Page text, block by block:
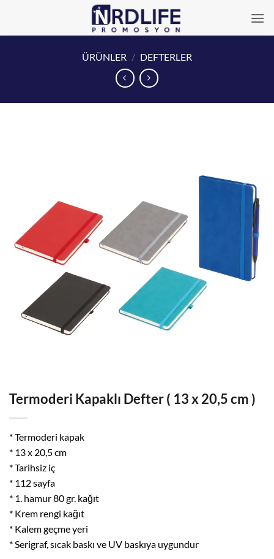
ÜRÜNLER / DEFTERLER
Termoderi Kapaklı Defter ( 13 x 20,5 cm )
* Termoderi kapak
* 13 x 20,5 cm
* Tarihsiz iç
* 112 sayfa
* 1. hamur 80 gr. kağıt
* Krem rengi kağıt
* Kalem geçme yeri
* Serigraf, sıcak baskı ve UV baskıya uygundur